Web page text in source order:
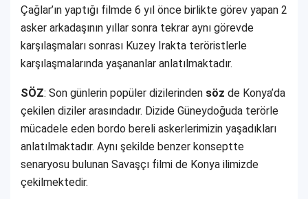
Çağlar’ın yaptığı filmde 6 yıl önce birlikte görev yapan 2
asker arkadaşının yıllar sonra tekrar aynı görevde
karşılaşmaları sonrası Kuzey Irakta teröristlerle
karşılaşmalarında yaşananlar anlatılmaktadır.
SÖZ: Son günlerin popüler dizilerinden söz de Konya’da
çekilen diziler arasındadır. Dizide Güneydoğuda terörle
mücadele eden bordo bereli askerlerimizin yaşadıkları
anlatılmaktadır. Aynı şekilde benzer konseptte
senaryosu bulunan Savaşçı filmi de Konya ilimizde
çekilmektedir.